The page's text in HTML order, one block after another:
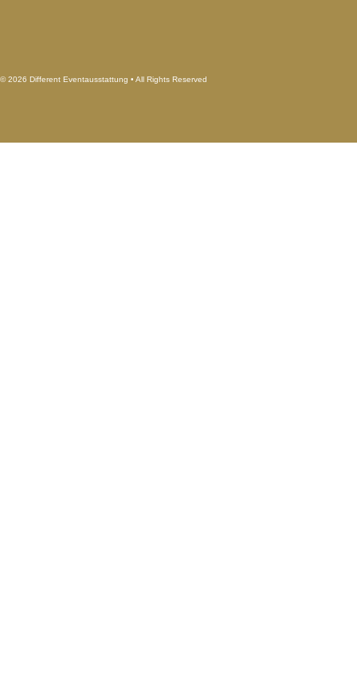
© 2026 Different Eventausstattung • All Rights Reserved